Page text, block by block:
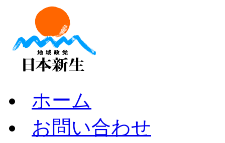
ホーム
お問い合わせ